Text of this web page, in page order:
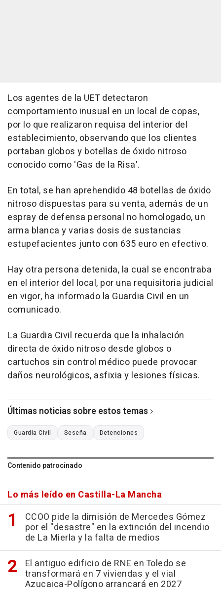
Los agentes de la UET detectaron
comportamiento inusual en un local de copas,
por lo que realizaron requisa del interior del
establecimiento, observando que los clientes
portaban globos y botellas de óxido nitroso
conocido como 'Gas de la Risa'.
En total, se han aprehendido 48 botellas de óxido
nitroso dispuestas para su venta, además de un
espray de defensa personal no homologado, un
arma blanca y varias dosis de sustancias
estupefacientes junto con 635 euro en efectivo.
Hay otra persona detenida, la cual se encontraba
en el interior del local, por una requisitoria judicial
en vigor, ha informado la Guardia Civil en un
comunicado.
La Guardia Civil recuerda que la inhalación
directa de óxido nitroso desde globos o
cartuchos sin control médico puede provocar
daños neurológicos, asfixia y lesiones físicas.
Últimas noticias sobre estos temas
Guardia Civil Seseña Detenciones
Contenido patrocinado
Lo más leído en Castilla-La Mancha
CCOO pide la dimisión de Mercedes Gómez
por el "desastre" en la extinción del incendio
de La Mierla y la falta de medios
El antiguo edificio de RNE en Toledo se
transformará en 7 viviendas y el vial
Azucaica-Polígono arrancará en 2027